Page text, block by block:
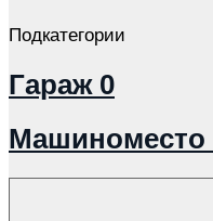
Подкатегории
Гараж 0
Машиноместо